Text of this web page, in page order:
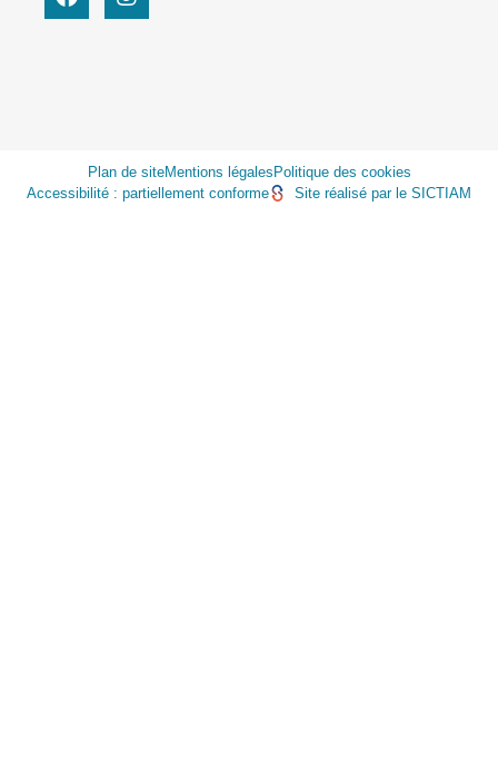
Plan de siteMentions légales Politique des cookies
Accessibilité : partiellement conforme
Site réalisé par le SICTIAM